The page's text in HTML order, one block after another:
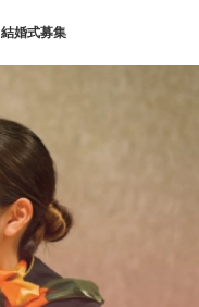
結婚式募集